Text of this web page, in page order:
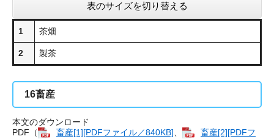
表のサイズを切り替える
1 茶畑
2 製茶
16畜産
本文のダウンロード
PDF（
畜産[1][PDFファイル／840KB]
畜産[2][PDFフ